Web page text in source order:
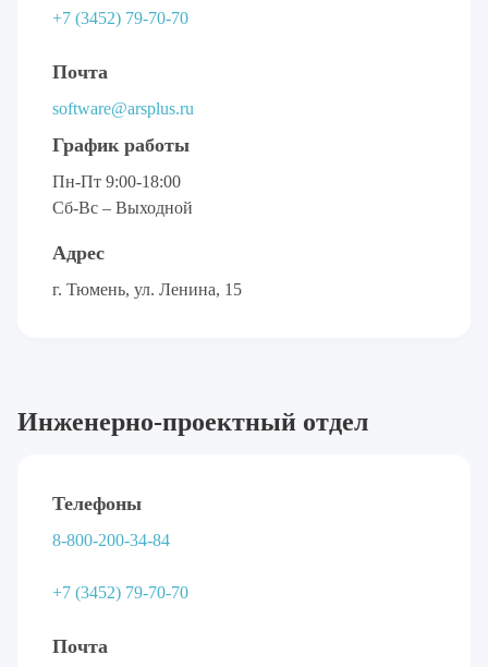
+7 (3452) 79-70-70
Почта
software@arsplus.ru
График работы
Пн-Пт 9:00-18:00
Сб-Вс – Выходной
Адрес
г. Тюмень, ул. Ленина, 15
Инженерно-проектный отдел
Телефоны
8-800-200-34-84
+7 (3452) 79-70-70
Почта